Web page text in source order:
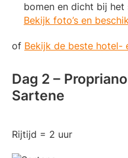
bomen en dicht bij het
Bekijk foto’s en
of Bekijk de beste hotel-
Dag 2 –
Sartene
Rijtijd = 2 uur